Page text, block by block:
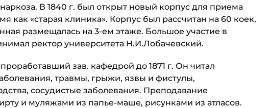
В 1840 г. был открыт новый корпус для приема
как «старая клиника». Корпус был рассчитан на 60 коек,
размещалась на 3-ем этаже. Боль­шое участие в
ректор уни­верситета Н.И.Лобачевский.
зав. кафедрой до 1871 г. Он читал
травмы, грыжи, язвы и фистулы,
сосудистые заболевания. Преподавание
и муляжами из папье-маше, рисунками из атла­сов.